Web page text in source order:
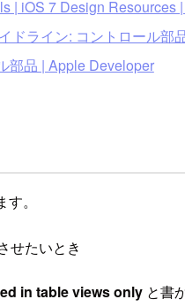
| iOS 7 Design Resources
ドライン: コントロール部
部品 | Apple Developer
。
せたいとき
in table views only と書